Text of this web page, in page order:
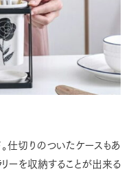
仕切りのついたケースもあ
ーを収納することが出来る